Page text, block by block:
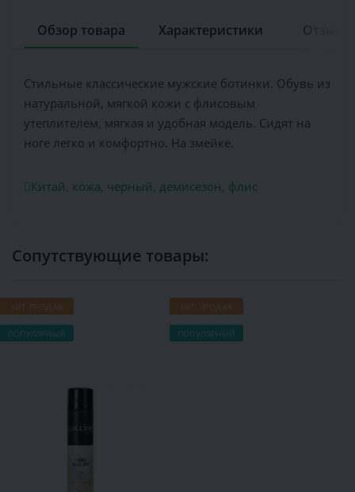
Обзор товара Характеристики
Стильные классические мужские ботинки. Обувь из
натуральной, мягкой кожи с флисовым
утеплителем, мягкая и удобная модель. Сидят на
ноге легко и комфортно. На змейке.
Китай, кожа, черный, демисезон, флис
Сопутствующие товары:
ХИТ ПРОДАЖ
ПОПУЛЯРНЫЙ
ХИТ ПРОДАЖ
ПОПУЛЯРНЫЙ